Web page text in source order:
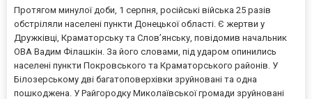
Протягом минулої доби, 1 серпня, російські війська 25 разів
обстріляли населені пункти Донецької області. Є жертви у
Дружківці, Краматорську та Слов’янську, повідомив начальник
ОВА Вадим Філашкін. За його словами, під ударом опинились
населені пункти Покровського та Краматорського районів. У
Білозерському дві багатоповерхівки зруйновані та одна
пошкоджена. У Райгородку Миколаївської громади зруйновані